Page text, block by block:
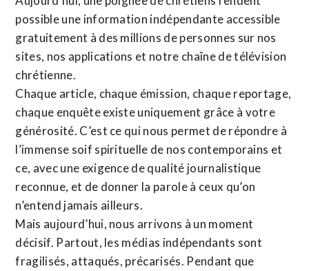
possible une information indépendante accessible
gratuitement à des millions de personnes sur nos
sites, nos applications et notre chaîne de télévision
chrétienne.
Chaque article, chaque émission, chaque reportage,
chaque enquête existe uniquement grâce à votre
générosité. C’est ce qui nous permet de répondre à
l’immense soif spirituelle de nos contemporains et
ce, avec une exigence de qualité journalistique
reconnue, et de donner la parole à ceux qu’on
n’entend jamais ailleurs.
Mais aujourd’hui, nous arrivons à un moment
décisif. Partout, les médias indépendants sont
fragilisés, attaqués, précarisés. Pendant que